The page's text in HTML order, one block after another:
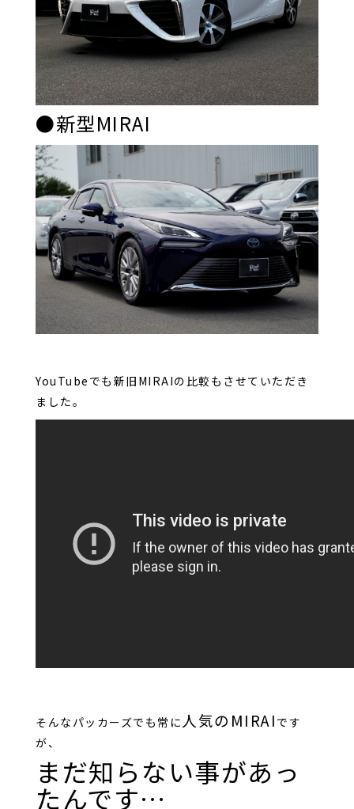
●新型MIRAI
YouTubeでも新旧MIRAIの比較もさせていただき
ました。
そんなパッカーズでも常に 人気のMIRAI です
が、
まだ知らない事があっ
たんです…